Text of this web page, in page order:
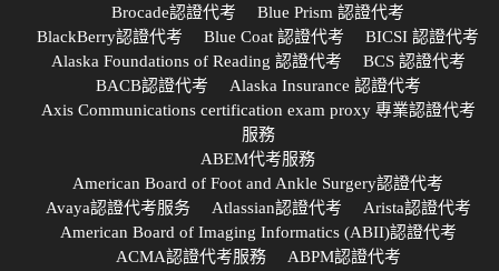
Brocade認證代考
Blue Prism 認證代考
BlackBerry認證代考
Blue Coat 認證代考
BICSI 認證代考
Alaska Foundations of Reading 認證代考
BCS 認證代考
BACB認證代考
Alaska Insurance 認證代考
Axis Communications certification exam proxy 專業認證代考
服務
ABEM代考服務
American Board of Foot and Ankle Surgery認證代考
Avaya認證代考服务
Atlassian認證代考
Arista認證代考
American Board of Imaging Informatics (ABII)認證代考
ACMA認證代考服務
ABPM認證代考